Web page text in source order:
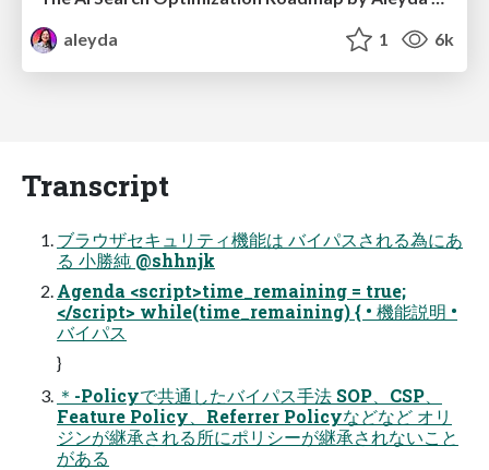
aleyda
1 6k
Transcript
ブラウザセキュリティ機能は バイパスされる為にあ
る 小勝純 @shhnjk
Agenda <script>time_remaining = true;
</script> while(time_remaining) { • 機能説明 •
バイパス
}
＊-Policyで共通したバイパス手法 SOP、CSP、
Feature Policy、Referrer Policyなどなど オリ
ジンが継承される所にポリシーが継承されないこと
がある